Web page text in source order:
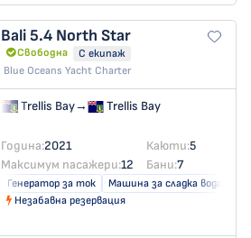
Bali 5.4 North Star
Свободна
С екипаж
Blue Oceans Yacht Charter
Trellis Bay→ Trellis Bay
Година:2021 Каюти:5
Максимум пасажери:12 Бани:7
Генератор за ток Машина за сладка вода
Незабавна резервация